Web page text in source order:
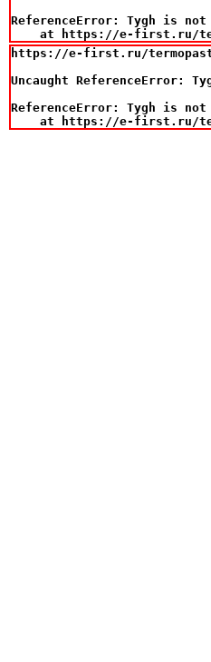
ReferenceError: Tygh is not
at https://e-first.ru/
https://e-first.ru/
Uncaught ReferenceError:
ReferenceError: Tygh is not
at https://e-first.ru/